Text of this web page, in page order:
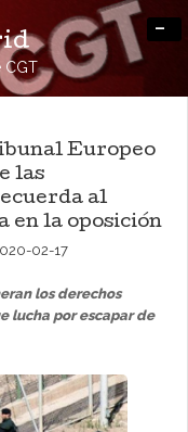
CGT
-
Europeo
las
al
en la oposición
02-17
los derechos
lucha por escapar de